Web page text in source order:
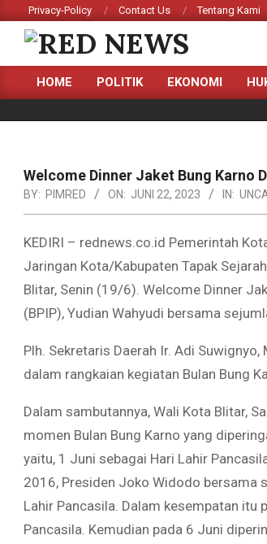
content
Privacy-Policy Contact Us Tentang Kami
RED
NEWS
Primary
HOME POLITIK EKONOMI
Welcome Dinner Jaket Bung Karno
BY: PIMRED ON: JUNI 22, 2023 IN:
KEDIRI – rednews.co.id Pemerintah
Jaringan Kota/Kabupaten Tapak
Blitar, Senin (19/6). Welcome Dinner
(BPIP), Yudian Wahyudi bersama
Plh. Sekretaris Daerah Ir. Adi
dalam rangkaian kegiatan Bulan Bung
Dalam sambutannya, Wali Kota Blitar,
momen Bulan Bung Karno yang
yaitu, 1 Juni sebagai Hari Lahir
2016, Presiden Joko Widodo bersama
Lahir Pancasila. Dalam kesempatan itu
Pancasila. Kemudian pada 6 Juni